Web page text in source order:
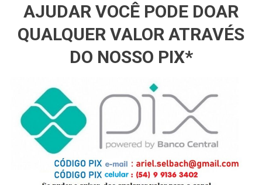
AJUDAR VOCÊ PODE DOAR
QUALQUER VALOR ATRAVÉS
DO NOSSO PIX*